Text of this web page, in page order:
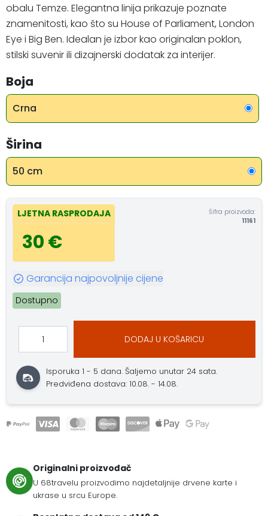
obalu Temze. Elegantna linija prikazuje poznate
znamenitosti, kao što su House of Parliament, London
Eye i Big Ben. Idealan je izbor kao originalan poklon,
stilski suvenir ili dizajnerski dodatak za interijer.
Boja
Crna
Širina
50 cm
LJETNA RASPRODAJA
30 €
Šifra proizvoda:
11161
Garancija najpovoljnije cijene
Dostupno
DODAJ U KOŠARICU
Isporuka 1 - 5 dana.Šaljemo unutar 24 sata.
Predviđena dostava: 10.08. - 14.08.
Originalni proizvođač
U 68travelu proizvodimo najdetaljnije drvene karte i
ukrase u srcu Europe.